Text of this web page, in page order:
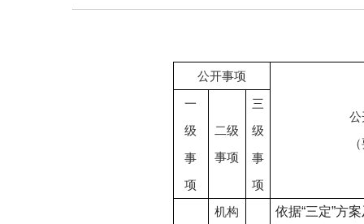
公开事项
公
一
级
事
项
二级
事项
三
级
事
项
机构
依据“三定”方案